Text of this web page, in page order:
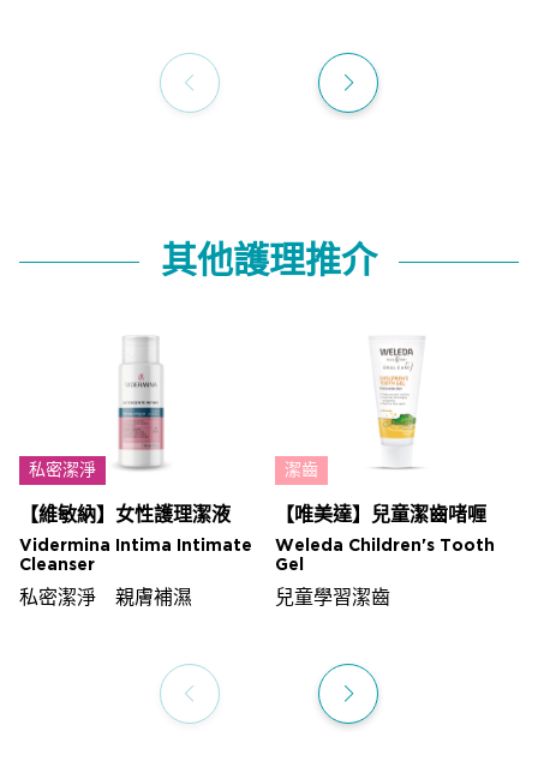
其他護理推介
私密潔淨
【維敏納】女性護理潔液
Vidermina Intima Intimate
Cleanser
私密潔淨 親膚補濕
潔齒
【唯美達】兒童潔齒啫喱
Weleda Children's Tooth
Gel
兒童學習潔齒